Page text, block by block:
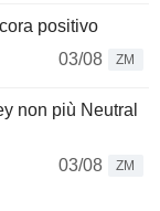
positivo
03/08
ZM
non più Neutral
03/08
ZM